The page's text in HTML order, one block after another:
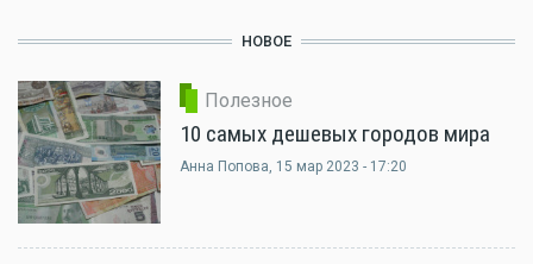
НОВОЕ
Полезное
10 самых дешевых городов мира
Анна Попова, 15 мар 2023 - 17:20